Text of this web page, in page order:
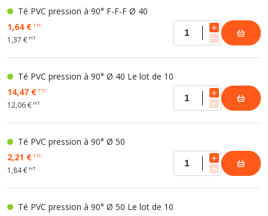
Té PVC pression à 90° F-F-F Ø 40
1,64 €TTC
1,37 € HT
Té PVC pression à 90° Ø 40 Le lot de 10
14,47 €TTC
12,06 € HT
Té PVC pression à 90° Ø 50
2,21 €TTC
1,84 € HT
Té PVC pression à 90° Ø 50 Le lot de 10